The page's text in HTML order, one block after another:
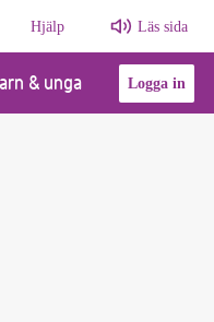
Hjälp Läs sida
& unga Logga in